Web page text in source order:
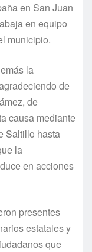
en San Juan
en equipo
municipio.
la
de
de
causa mediante
Saltillo hasta
la
en acciones
presentes
estatales y
que